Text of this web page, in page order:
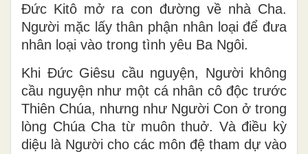
Đức Kitô mở ra con đường về nhà Cha.
Người mặc lấy thân phận nhân loại để đưa
nhân loại vào trong tình yêu Ba Ngôi.
Khi Đức Giêsu cầu nguyện, Người không
cầu nguyện như một cá nhân cô độc trước
Thiên Chúa, nhưng như Người Con ở trong
lòng Chúa Cha từ muôn thuở. Và điều kỳ
diệu là Người cho các môn đệ tham dự vào